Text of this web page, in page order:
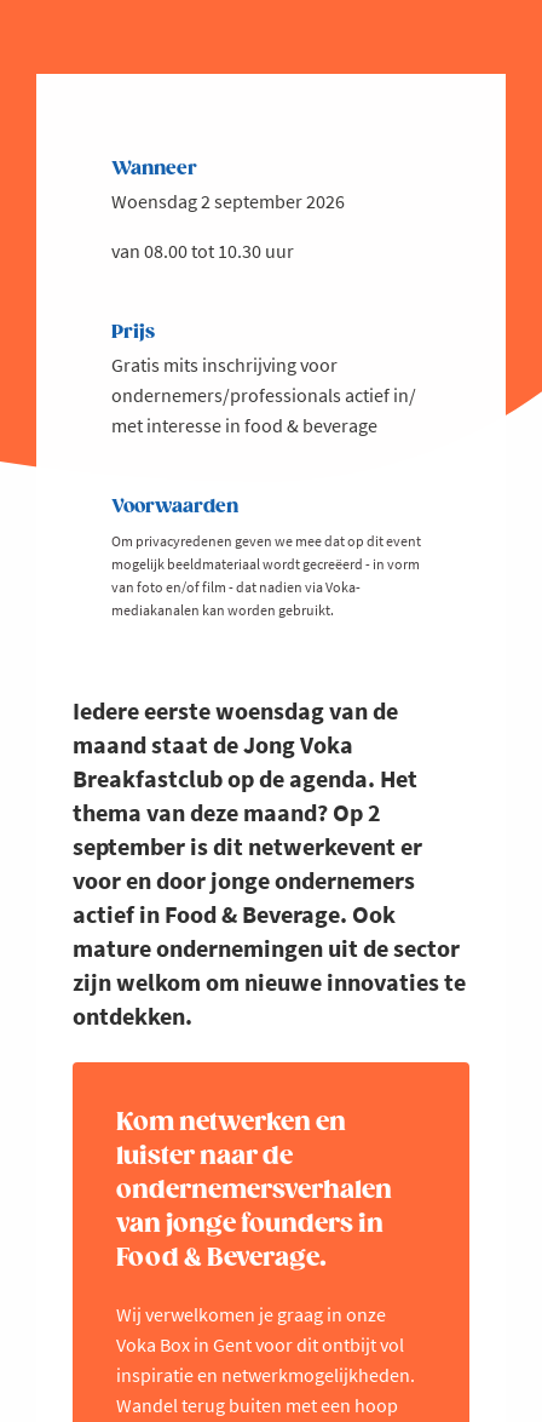
Iedere eerste woensdag van de
maand staat de Jong Voka
Breakfastclub op de agenda. Het
thema van deze maand? Op 2
september is dit netwerkevent er
voor en door jonge ondernemers
actief in Food & Beverage. Ook
mature ondernemingen uit de sector
zijn welkom om nieuwe innovaties te
ontdekken.
Kom netwerken en
luister naar de
ondernemersverhalen
van jonge founders in
Food & Beverage.
Wij verwelkomen je graag in onze
Voka Box in Gent voor dit ontbijt vol
inspiratie en netwerkmogelijkheden.
Wandel terug buiten met een hoop
Wanneer
Woensdag 2 september 2026
van 08.00 tot 10.30 uur
Prijs
Gratis mits inschrijving voor
ondernemers/professionals actief in/
met interesse in food & beverage
Voorwaarden
Om privacyredenen geven we mee dat op dit event
mogelijk beeldmateriaal wordt gecreëerd - in vorm
van foto en/of film - dat nadien via Voka-
mediakanalen kan worden gebruikt.